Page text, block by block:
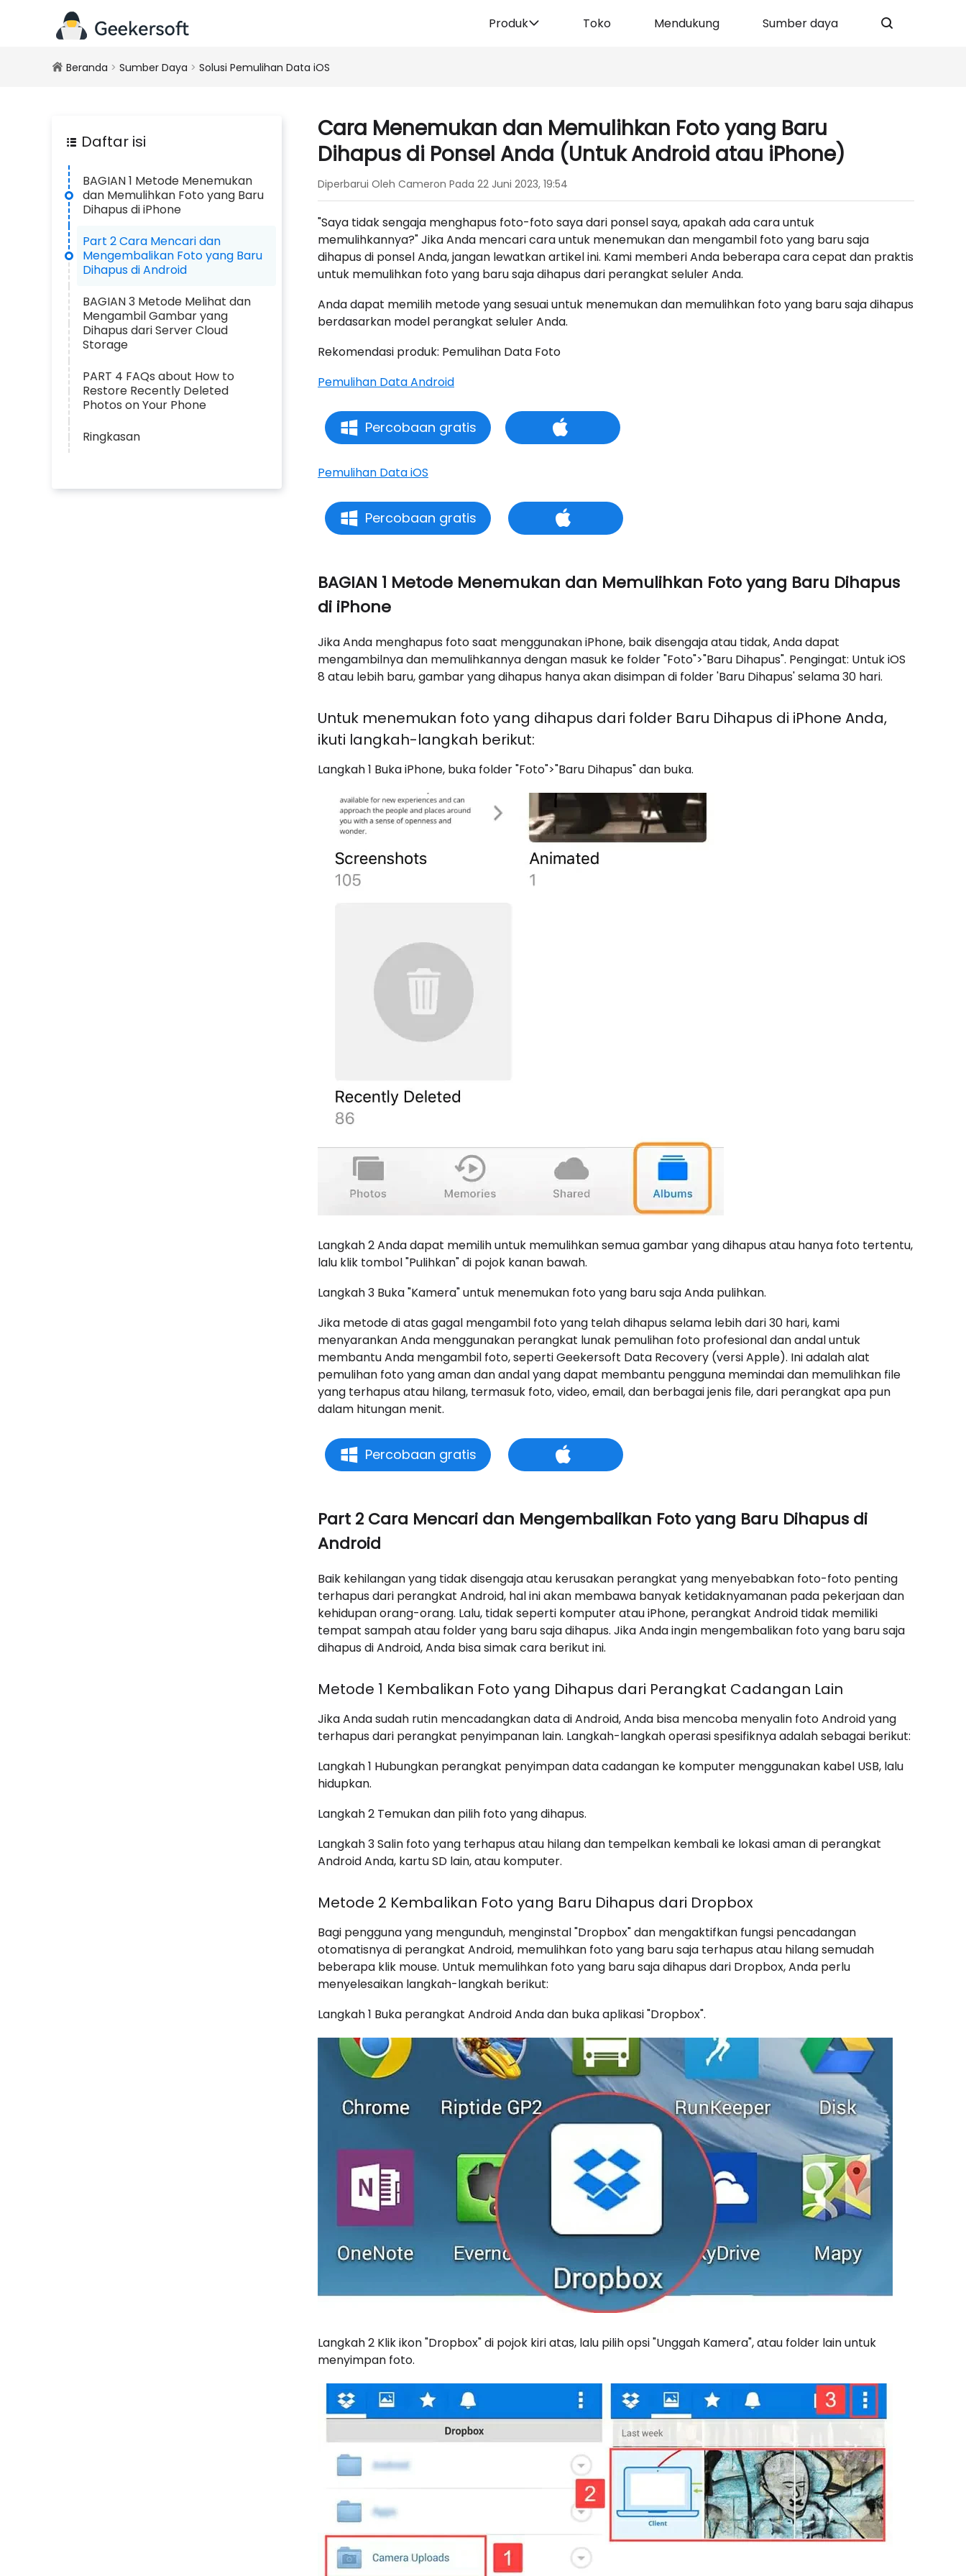
Produk Toko Mendukung Sumber daya
Beranda > Sumber Daya > Solusi Pemulihan Data iOS
Daftar isi
BAGIAN 1 Metode Menemukan
dan Memulihkan Foto yang Baru
Dihapus di iPhone
Part 2 Cara Mencari dan
Mengembalikan Foto yang Baru
Dihapus di Android
BAGIAN 3 Metode Melihat dan
Mengambil Gambar yang
Dihapus dari Server Cloud
Storage
PART 4 FAQs about How to
Restore Recently Deleted
Photos on Your Phone
Ringkasan
Cara Menemukan dan Memulihkan Foto yang Baru
Dihapus di Ponsel Anda (Untuk Android atau iPhone)
Diperbarui Oleh Cameron Pada 22 Juni 2023, 19:54
"Saya tidak sengaja menghapus foto-foto saya dari ponsel saya, apakah ada cara untuk
memulihkannya?" Jika Anda mencari cara untuk menemukan dan mengambil foto yang baru saja
dihapus di ponsel Anda, jangan lewatkan artikel ini. Kami memberi Anda beberapa cara cepat dan praktis
untuk memulihkan foto yang baru saja dihapus dari perangkat seluler Anda.
Anda dapat memilih metode yang sesuai untuk menemukan dan memulihkan foto yang baru saja dihapus
berdasarkan model perangkat seluler Anda.
Rekomendasi produk: Pemulihan Data Foto
Pemulihan Data Android
Percobaan gratis
Pemulihan Data iOS
Percobaan gratis
BAGIAN 1 Metode Menemukan dan Memulihkan Foto yang Baru Dihapus
di iPhone
Jika Anda menghapus foto saat menggunakan iPhone, baik disengaja atau tidak, Anda dapat
mengambilnya dan memulihkannya dengan masuk ke folder "Foto">"Baru Dihapus". Pengingat: Untuk iOS
8 atau lebih baru, gambar yang dihapus hanya akan disimpan di folder 'Baru Dihapus' selama 30 hari.
Untuk menemukan foto yang dihapus dari folder Baru Dihapus di iPhone Anda,
ikuti langkah-langkah berikut:
Langkah 1 Buka iPhone, buka folder "Foto">"Baru Dihapus" dan buka.
Langkah 2 Anda dapat memilih untuk memulihkan semua gambar yang dihapus atau hanya foto tertentu,
lalu klik tombol "Pulihkan" di pojok kanan bawah.
Langkah 3 Buka "Kamera" untuk menemukan foto yang baru saja Anda pulihkan.
Jika metode di atas gagal mengambil foto yang telah dihapus selama lebih dari 30 hari, kami
menyarankan Anda menggunakan perangkat lunak pemulihan foto profesional dan andal untuk
membantu Anda mengambil foto, seperti Geekersoft Data Recovery (versi Apple). Ini adalah alat
pemulihan foto yang aman dan andal yang dapat membantu pengguna memindai dan memulihkan file
yang terhapus atau hilang, termasuk foto, video, email, dan berbagai jenis file, dari perangkat apa pun
dalam hitungan menit.
Percobaan gratis
Part 2 Cara Mencari dan Mengembalikan Foto yang Baru Dihapus di
Android
Baik kehilangan yang tidak disengaja atau kerusakan perangkat yang menyebabkan foto-foto penting
terhapus dari perangkat Android, hal ini akan membawa banyak ketidaknyamanan pada pekerjaan dan
kehidupan orang-orang. Lalu, tidak seperti komputer atau iPhone, perangkat Android tidak memiliki
tempat sampah atau folder yang baru saja dihapus. Jika Anda ingin mengembalikan foto yang baru saja
dihapus di Android, Anda bisa simak cara berikut ini.
Metode 1 Kembalikan Foto yang Dihapus dari Perangkat Cadangan Lain
Jika Anda sudah rutin mencadangkan data di Android, Anda bisa mencoba menyalin foto Android yang
terhapus dari perangkat penyimpanan lain. Langkah-langkah operasi spesifiknya adalah sebagai berikut:
Langkah 1 Hubungkan perangkat penyimpan data cadangan ke komputer menggunakan kabel USB, lalu
hidupkan.
Langkah 2 Temukan dan pilih foto yang dihapus.
Langkah 3 Salin foto yang terhapus atau hilang dan tempelkan kembali ke lokasi aman di perangkat
Android Anda, kartu SD lain, atau komputer.
Metode 2 Kembalikan Foto yang Baru Dihapus dari Dropbox
Bagi pengguna yang mengunduh, menginstal "Dropbox" dan mengaktifkan fungsi pencadangan
otomatisnya di perangkat Android, memulihkan foto yang baru saja terhapus atau hilang semudah
beberapa klik mouse. Untuk memulihkan foto yang baru saja dihapus dari Dropbox, Anda perlu
menyelesaikan langkah-langkah berikut:
Langkah 1 Buka perangkat Android Anda dan buka aplikasi "Dropbox".
Langkah 2 Klik ikon "Dropbox" di pojok kiri atas, lalu pilih opsi "Unggah Kamera", atau folder lain untuk
menyimpan foto.